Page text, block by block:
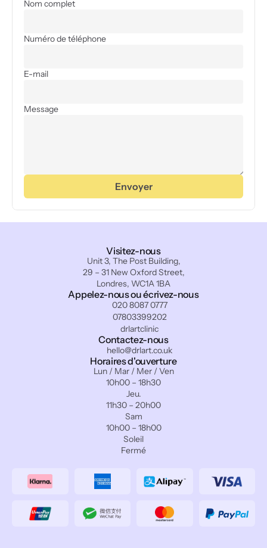
Nom complet
Numéro de téléphone
E-mail
Message
Envoyer
Visitez-nous
Unit 3, The Post Building,
29 – 31 New Oxford Street,
Londres, WC1A 1BA
Appelez-nous ou écrivez-nous
020 8087 0777
07803399202
drlartclinic
Contactez-nous
hello@drlart.co.uk
Horaires d'ouverture
Lun / Mar / Mer / Ven
10h00 – 18h30
Jeu.
11h30 – 20h00
Sam
10h00 – 18h00
Soleil
Fermé